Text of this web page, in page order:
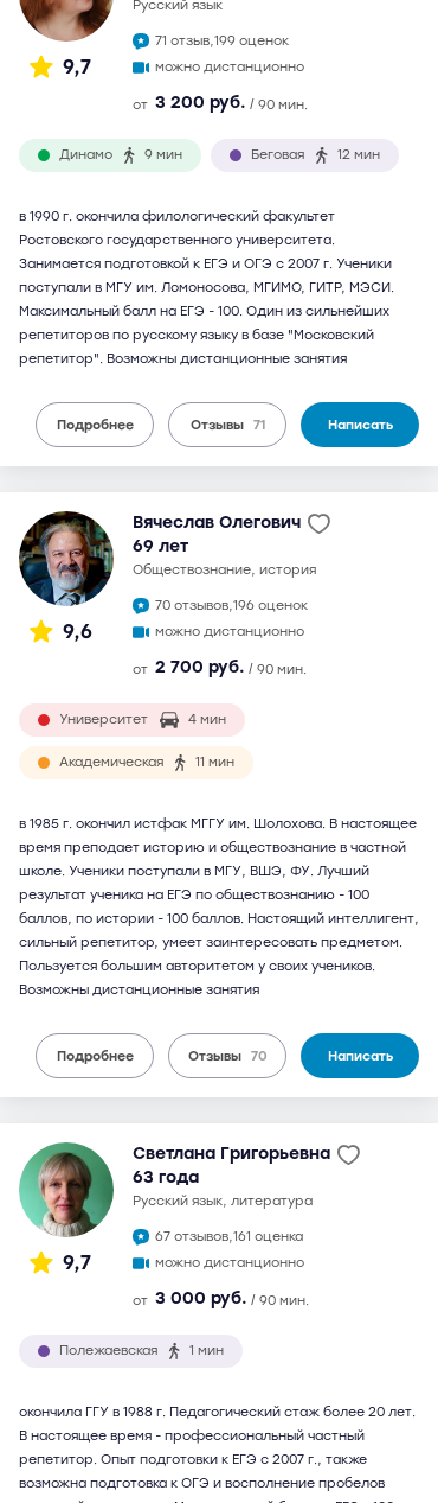
9,7
русский язык
71 отзыв,199 оценок
можно дистанционно
от 3 200 руб. / 90 мин.
Динамо 9 мин Беговая 12 мин
в 1990 г. окончила филологический факультет
Ростовского государственного университета.
Занимается подготовкой к ЕГЭ и ОГЭ с 2007 г. Ученики
поступали в МГУ им. Ломоносова, МГИМО, ГИТР, МЭСИ.
Максимальный балл на ЕГЭ - 100. Один из сильнейших
репетиторов по русскому языку в базе "Московский
репетитор". Возможны дистанционные занятия
Подробнее Отзывы 71 Написать
9,6
Вячеслав Олегович
69 лет
обществознание, история
70 отзывов,196 оценок
можно дистанционно
от 2 700 руб. / 90 мин.
Университет 4 мин
Академическая 11 мин
в 1985 г. окончил истфак МГГУ им. Шолохова. В настоящее
время преподает историю и обществознание в частной
школе. Ученики поступали в МГУ, ВШЭ, ФУ. Лучший
результат ученика на ЕГЭ по обществознанию - 100
баллов, по истории - 100 баллов. Настоящий интеллигент,
сильный репетитор, умеет заинтересовать предметом.
Пользуется большим авторитетом у своих учеников.
Возможны дистанционные занятия
Подробнее Отзывы 70 Написать
9,7
Светлана Григорьевна
63 года
русский язык, литература
67 отзывов,161 оценка
можно дистанционно
от 3 000 руб. / 90 мин.
Полежаевская 1 мин
окончила ГГУ в 1988 г. Педагогический стаж более 20 лет.
В настоящее время - профессиональный частный
репетитор. Опыт подготовки к ЕГЭ с 2007 г., также
возможна подготовка к ОГЭ и восполнение пробелов